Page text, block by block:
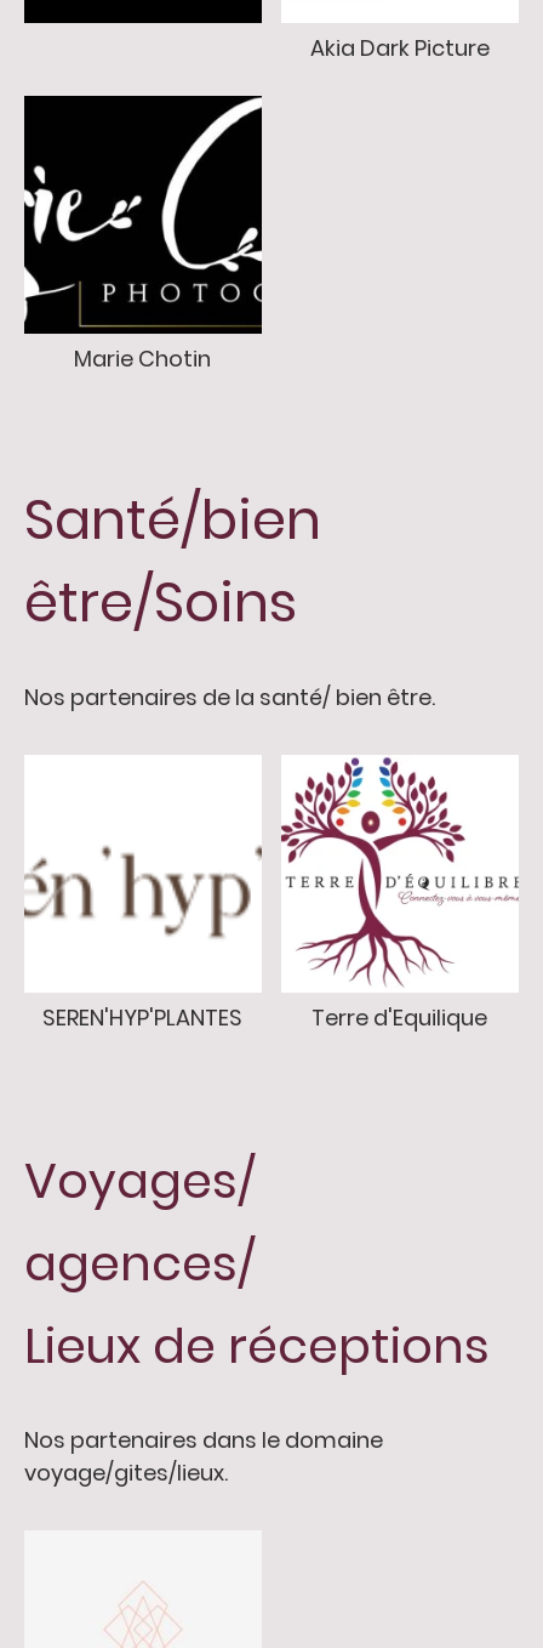
Akia Dark Picture
Marie Chotin
Santé/bien
être/Soins
Nos partenaires de la santé/ bien être.
SEREN'HYP'PLANTES Terre d'Equilique
Voyages/
agences/
Lieux de réceptions
Nos partenaires dans le domaine
voyage/gites/lieux.